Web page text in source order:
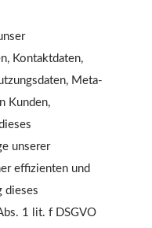
Kontaktdaten,
Meta-
Kunden,
unserer
effizienten und
dieses
1 lit. f DSGVO